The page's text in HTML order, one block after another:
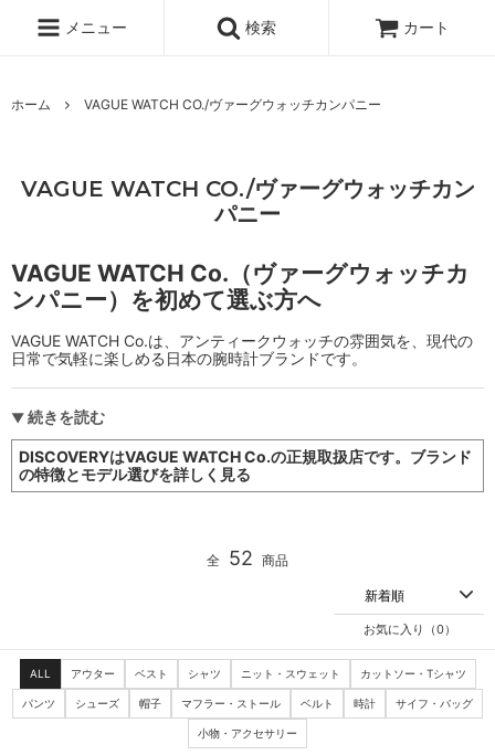
メニュー 検索 カート
ホーム VAGUE WATCH CO./ヴァーグウォッチカンパニー
VAGUE WATCH CO./ヴァーグウォッチカン
パニー
VAGUE WATCH Co.（ヴァーグウォッチカ
ンパニー）を初めて選ぶ方へ
VAGUE WATCH Co.は、アンティークウォッチの雰囲気を、現代の
日常で気軽に楽しめる日本の腕時計ブランドです。
続きを読む
DISCOVERYはVAGUE WATCH Co.の正規取扱店です。ブランド
の特徴とモデル選びを詳しく見る
全 52 商品
お気に入り（0）
ALL アウター ベスト シャツ ニット・スウェット カットソー・Tシャツ
パンツ シューズ 帽子 マフラー・ストール ベルト 時計 サイフ・バッグ
小物・アクセサリー